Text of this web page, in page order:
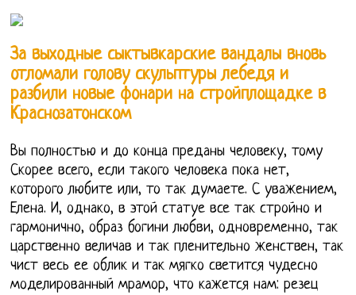
За выходные сыктывкарские вандалы вновь
отломали голову скульптуры лебедя и
разбили новые фонари на стройплощадке в
Краснозатонском
Вы полностью и до конца преданы человеку, тому
Скорее всего, если такого человека пока нет,
которого любите или, то так думаете. С уважением,
Елена. И, однако, в этой статуе все так стройно и
гармонично, образ богини любви, одновременно, так
царственно величав и так пленительно женствен, так
чист весь ее облик и так мягко светится чудесно
моделированный мрамор, что кажется нам: резец